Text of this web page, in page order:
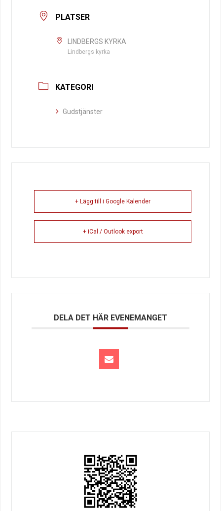
PLATSER
LINDBERGS KYRKA
Lindbergs kyrka
KATEGORI
Gudstjänster
+ Lägg till i Google Kalender
+ iCal / Outlook export
DELA DET HÄR EVENEMANGET